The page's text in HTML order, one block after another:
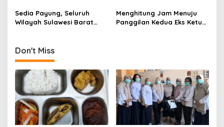
Data
Amankan Demo Mahasiswa
Sedia Payung, Seluruh
Wilayah Sulawesi Barat
Dingin
Menghitung Jam Menuju
Panggilan Kedua Eks Ketua
Don't Miss